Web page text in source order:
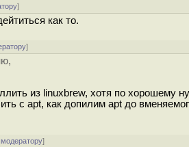
]
как то.
]
из linuxbrew, хотя по хорошему
с apt, как допилим apt до
модератору]